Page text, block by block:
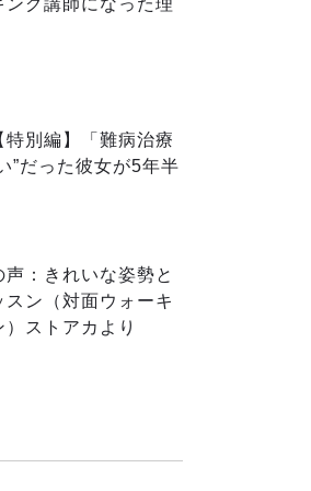
特別編】「難病治療
”だった彼女が5年半
声：きれいな姿勢と
ン（対面ウォーキ
ストアカより